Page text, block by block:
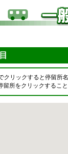
クリックすると停留所
留所をクリックするこ